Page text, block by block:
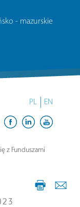
- mazurskie
PL EN
z Funduszami